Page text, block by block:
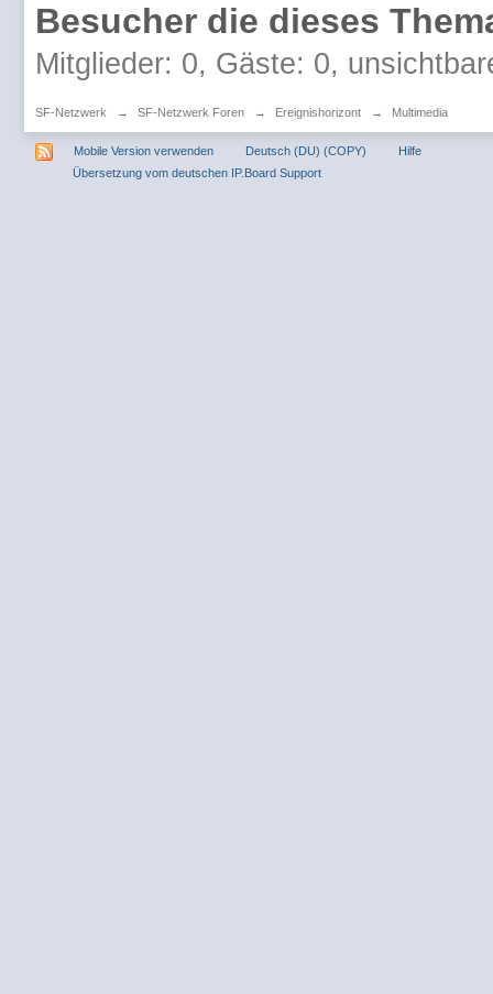
Besucher die dieses
Mitglieder: 0, Gäste: 0,
SF-Netzwerk → SF-Netzwerk Foren → Ereignishorizont → Multimedia
Mobile Version verwenden Deutsch (DU) (COPY)
Hilfe
Übersetzung vom deutschen IP.Board Support